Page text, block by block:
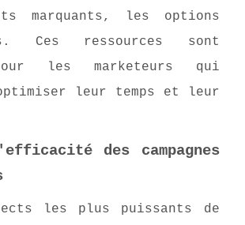
marquants, les options
Ces ressources sont
les marketeurs qui
leur temps et leur
des campagnes
les plus puissants de